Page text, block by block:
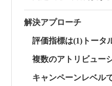
解決アプローチ
評価指標は(1)トータ
複数のアトリビュー
キャンペーンレベル